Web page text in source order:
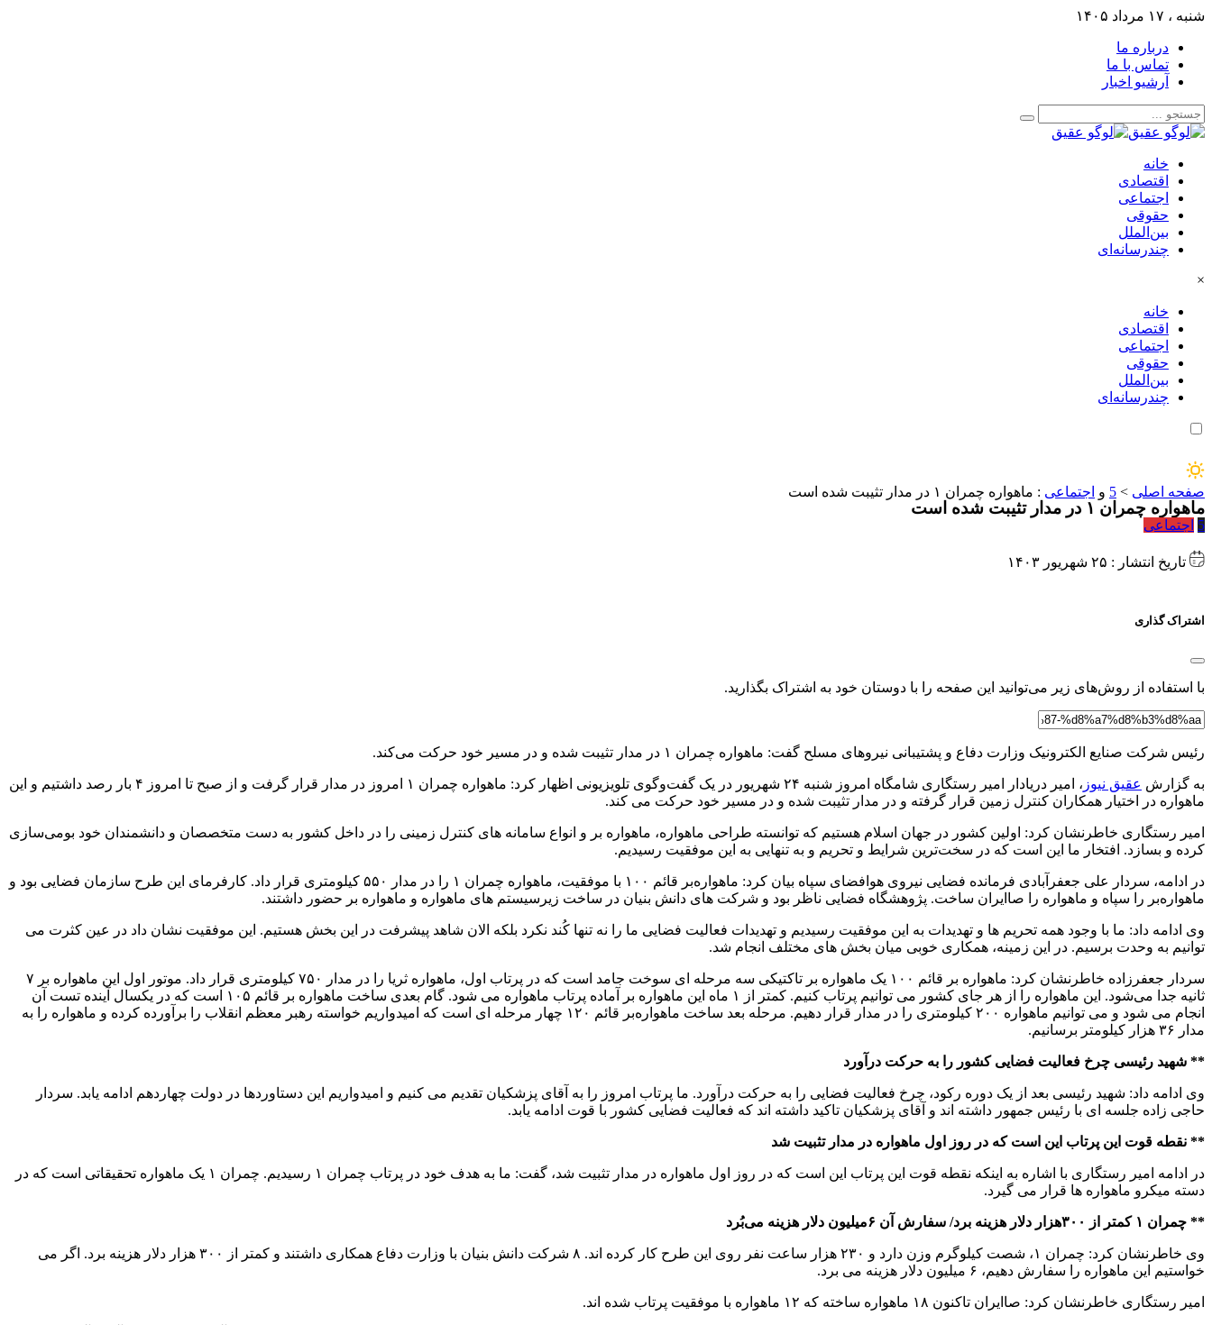
شنبه ، ۱۷ مرداد ۱۴۰۵
درباره ما
تماس با ما
آرشیو اخبار
خانه
اقتصادی
اجتماعی
حقوقی
بین‌الملل
چندرسانه‌ای
×
خانه
اقتصادی
اجتماعی
حقوقی
بین‌الملل
چندرسانه‌ای
صفحه اصلی >
5 و اجتماعی : ماهواره چمران ۱ در مدار تثیبت شده است
ماهواره چمران ۱ در مدار تثیبت شده است
5 اجتماعی
تاریخ انتشار : ۲۵ شهریور ۱۴۰۳
اشتراک گذاری
با استفاده از روش‌های زیر می‌توانید این صفحه را با دوستان خود به اشتراک بگذارید.
رئیس شرکت صنایع الکترونیک وزارت دفاع و پشتیبانی نیروهای مسلح گفت: ماهواره چمران ۱ در مدار تثیبت شده و در مسیر خود حرکت می‌کند.
به گزارش عقیق نیوز
، امیر دریادار امیر رستگاری شامگاه امروز شنبه ۲۴ شهریور در یک گفت‌وگوی تلویزیونی اظهار کرد: ماهواره چمران ۱ امروز در مدار قرار گرفت و از صبح تا امروز ۴ بار رصد داشتیم و این
ماهواره در اختیار همکاران کنترل زمین قرار گرفته و در مدار تثیبت شده و در مسیر خود حرکت می کند.
امیر رستگاری خاطرنشان کرد: اولین کشور در جهان اسلام هستیم که توانسته طراحی ماهواره، ماهواره بر و انواع سامانه های کنترل زمینی را در داخل کشور به دست متخصصان و دانشمندان خود بومی‌سازی
کرده و بسازد. افتخار ما این است که در سخت‌ترین شرایط و تحریم و به تنهایی به این موفقیت رسیدیم.
در ادامه، سردار علی جعفرآبادی فرمانده فضایی نیروی هوافضای سپاه بیان کرد: ماهواره‌بر قائم ۱۰۰ با موفقیت، ماهواره چمران ۱ را در مدار ۵۵۰ کیلومتری قرار داد. کارفرمای این طرح سازمان فضایی بود و
ماهواره‌بر را سپاه و ماهواره را صاایران ساخت. پژوهشگاه فضایی ناظر بود و شرکت های دانش بنیان در ساخت زیرسیستم های ماهواره و ماهواره بر حضور داشتند.
وی ادامه داد: ما با وجود همه تحریم ها و تهدیدات به این موفقیت رسیدیم و تهدیدات فعالیت فضایی ما را نه تنها کُند نکرد بلکه الان شاهد پیشرفت در این بخش هستیم. این موفقیت نشان داد در عین کثرت می
توانیم به وحدت برسیم. در این زمینه، همکاری خوبی میان بخش های مختلف انجام شد.
سردار جعفرزاده خاطرنشان کرد: ماهواره بر قائم ۱۰۰ یک ماهواره بر تاکتیکی سه مرحله ای سوخت جامد است که در پرتاب اول، ماهواره ثریا را در مدار ۷۵۰ کیلومتری قرار داد. موتور اول این ماهواره بر ۷
ثانیه جدا می‌شود. این ماهواره را از هر جای کشور می توانیم پرتاب کنیم. کمتر از ۱ ماه این ماهواره بر آماده پرتاب ماهواره می شود. گام بعدی ساخت ماهواره بر قائم ۱۰۵ است که در یکسال آینده تست آن
انجام می شود و می توانیم ماهواره ۲۰۰ کیلومتری را در مدار قرار دهیم. مرحله بعد ساخت ماهواره‌بر قائم ۱۲۰ چهار مرحله ای است که امیدواریم خواسته رهبر معظم انقلاب را برآورده کرده و ماهواره را به
مدار ۳۶ هزار کیلومتر برسانیم.
** شهید رئیسی چرخ فعالیت فضایی کشور را به حرکت درآورد
وی ادامه داد: شهید رئیسی بعد از یک دوره رکود، چرخ فعالیت فضایی را به حرکت درآورد. ما پرتاب امروز را به آقای پزشکیان تقدیم می کنیم و امیدواریم این دستاوردها در دولت چهاردهم ادامه یابد. سردار
حاجی زاده جلسه ای با رئیس جمهور داشته اند و آقای پزشکیان تاکید داشته اند که فعالیت فضایی کشور با قوت ادامه یابد.
** نقطه قوت این پرتاب این است که در روز اول ماهواره در مدار تثبیت شد
در ادامه امیر رستگاری با اشاره به اینکه نقطه قوت این پرتاب این است که در روز اول ماهواره در مدار تثبیت شد، گفت: ما به هدف خود در پرتاب چمران ۱ رسیدیم. چمران ۱ یک ماهواره تحقیقاتی است که در
دسته میکرو ماهواره ها قرار می گیرد.
** چمران ۱ کمتر از ۳۰۰هزار دلار هزینه برد/ سفارش آن ۶میلیون دلار هزینه می‌بُرد
وی خاطرنشان کرد: چمران ۱، شصت کیلوگرم وزن دارد و ۲۳۰ هزار ساعت نفر روی این طرح کار کرده اند. ۸ شرکت دانش بنیان با وزارت دفاع همکاری داشتند و کمتر از ۳۰۰ هزار دلار هزینه برد. اگر می
خواستیم این ماهواره را سفارش دهیم، ۶ میلیون دلار هزینه می برد.
امیر رستگاری خاطرنشان کرد: صاایران تاکنون ۱۸ ماهواره ساخته که ۱۲ ماهواره با موفقیت پرتاب شده اند.